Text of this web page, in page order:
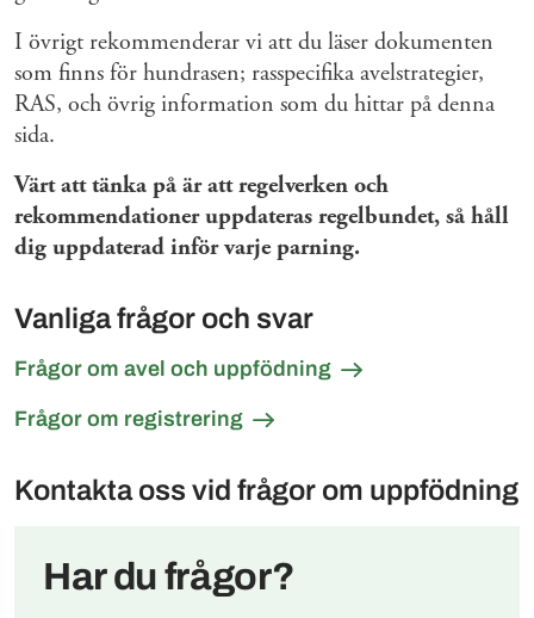
I övrigt rekommenderar vi att du läser dokumenten
som finns för hundrasen; rasspecifika avelstrategier,
RAS, och övrig information som du hittar på denna
sida.
Värt att tänka på är att regelverken och
rekommendationer uppdateras regelbundet, så håll
dig uppdaterad inför varje parning.
Vanliga frågor och svar
Frågor om avel och uppfödning
Frågor om registrering
Kontakta oss vid frågor om uppfödning
Har du frågor?